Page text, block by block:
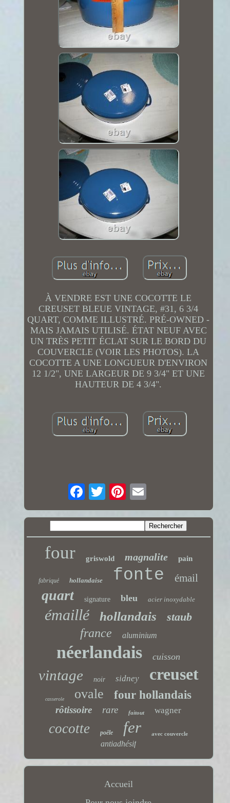
À VENDRE EST UNE COCOTTE LE
CREUSET BLEUE VINTAGE, #31, 6 3/4
QUART, COMME ILLUSTRÉ. PRÉ-OWNED -
MAIS JAMAIS UTILISÉ. ÉTAT NEUF AVEC
UN TRÈS PETIT ÉCLAT SUR LE BORD DU
COUVERCLE (VOIR LES PHOTOS). LA
COCOTTE A UNE LONGUEUR D'ENVIRON
12 1/2", UNE LARGEUR DE 9 3/4" ET UNE
HAUTEUR DE 4 3/4".
four griswold magnalite pain
fabriqué hollandaise fonte émail
quart signature bleu acier inoxydable
émaillé hollandais staub
france aluminium
néerlandais cuisson
vintage noir sidney creuset
casserole ovale four hollandais
rôtissoire rare faitout wagner
cocotte poêle fer avec couvercle
antiadhésif
Accueil